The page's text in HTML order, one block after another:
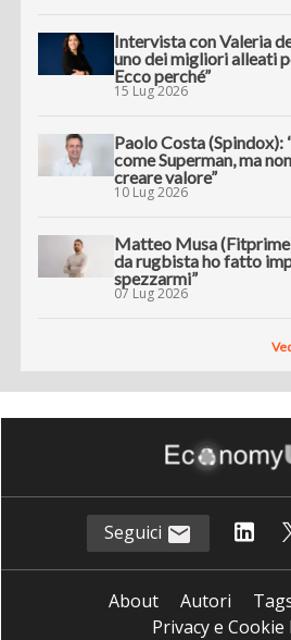
Intervista con Valeria
uno dei migliori alleati
Ecco perché”
15 Lug 2026
Paolo Costa (Spindox):
come Superman, ma
creare valore”
10 Lug 2026
Matteo Musa
da rugbista ho fatto
spezzarmi”
07 Lug 2026
Seguici
About Autori
Privacy e Cookie